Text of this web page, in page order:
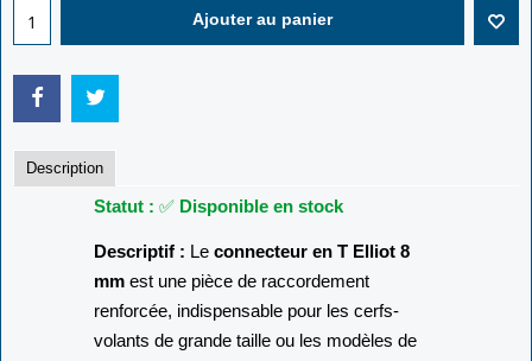
Description
Statut :✅ Disponible en stock
Descriptif :Leconnecteur en T Elliot 8
mmest une pièce de raccordement
renforcée, indispensable pour les cerfs-